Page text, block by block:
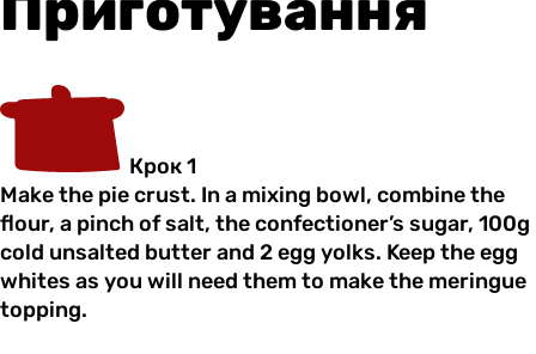
Крок 1
Make the pie crust. In a mixing bowl, combine the
flour, a pinch of salt, the confectioner’s sugar, 100g
cold unsalted butter and 2 egg yolks. Keep the egg
whites as you will need them to make the meringue
topping.